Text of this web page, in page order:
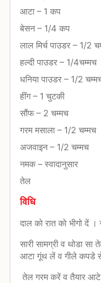
आटा– 1 कप
बेसन– 1/4 कप
लाल मिर्च पाउडर – 1/2
हल्दी पाउडर – 1/4चम्मच
धनिया पाउडर – 1/2
हींग– 1 चुटकी
सौंफ– 2 चम्मच
गरम मसाला– 1/2 चम्मच
अजवाइन– 1/2 चम्मच
नमक–स्वादानुसार
तेल
विधि
दाल को रात को भीगो दें ।
सारी सामग्री व थोडा सा
आटा गूंथ लें व गीले कपडे
तेल गरम करें व तैयार आटे